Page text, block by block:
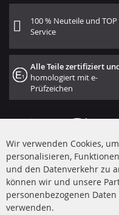
100 % Neuteile und TOP
Service
Alle Teile zertifiziert
homologiert mit e-
Prüfzeichen
+49 (0) 4533 799 00 0
Mo-Do: 09-17 Uhr, Fr 09-
info@contra-automotive.de
Wir verwenden Cookies,
personalisieren,
und den Datenverkehr zu
können wir und unsere
personenbezogenen
verwenden.